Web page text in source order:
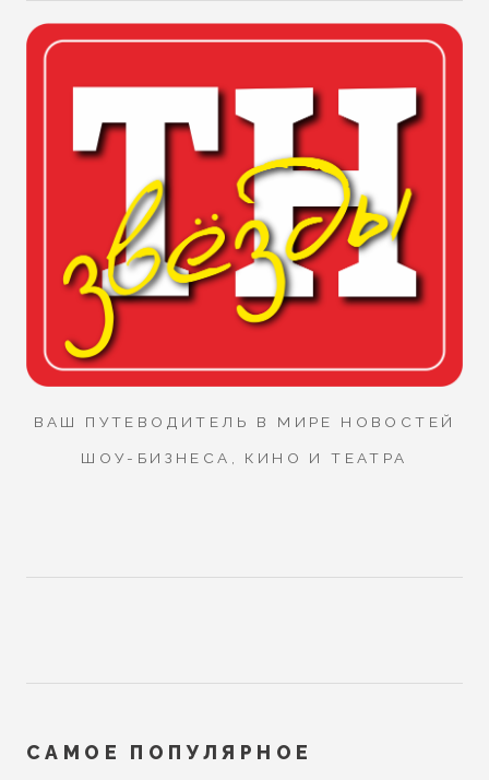
ВАШ ПУТЕВОДИТЕЛЬ В МИРЕ НОВОСТЕЙ
ШОУ-БИЗНЕСА, КИНО И ТЕАТРА
САМОЕ ПОПУЛЯРНОЕ